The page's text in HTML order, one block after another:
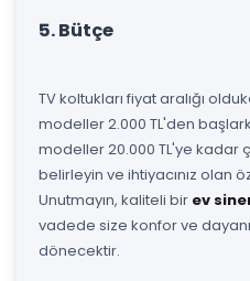
5. Bütçe
TV koltukları fiyat aralığı
modeller 2.000 TL'den
modeller 20.000 TL'ye kadar
belirleyin ve ihtiyacınız olan
Unutmayın, kaliteli bir ev
vadede size konfor ve
dönecektir.